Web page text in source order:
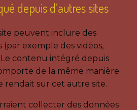
depuis d’autres sites
peuvent inclure des
exemple des vidéos,
Le contenu intégré depuis
de la même manière
rendait sur cet autre site.
collecter des données